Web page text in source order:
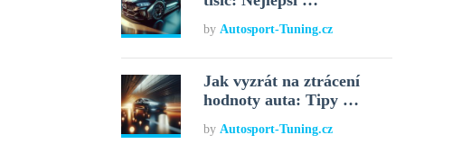
byAutosport-Tuning.cz
Jak vyzrát na ztrácení
hodnoty auta: Tipy …
byAutosport-Tuning.cz